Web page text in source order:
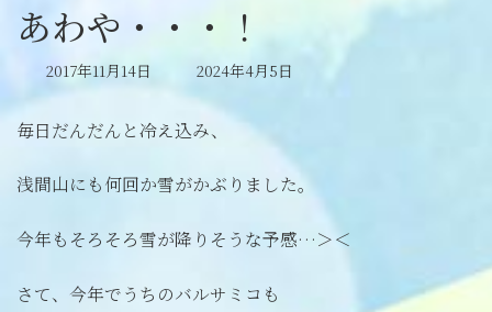
あわや・・・！
2017年11月14日
最
新
時
2024年4月5日
毎日だんだんと冷え込み、
浅間山にも何回か雪がかぶりました。
今年もそろそろ雪が降りそうな予感…＞＜
さて、今年でうちのバルサミコも